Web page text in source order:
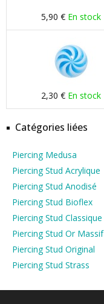
5,90 € En stock
2,30 € En stock
Catégories liées
Piercing Medusa
Piercing Stud Acrylique
Piercing Stud Anodisé
Piercing Stud Bioflex
Piercing Stud Classique
Piercing Stud Or Massif
Piercing Stud Original
Piercing Stud Strass